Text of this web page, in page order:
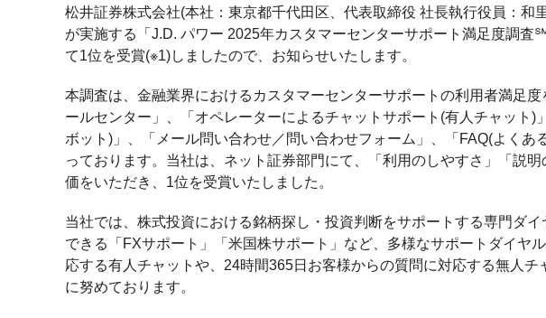
松井証券株式会社(本社：東京都千代田区、代表取締役 社長執行役員：和
が実施する「J.D. パワー 2025年カスタマーセンターサポート満足度調
て1位を受賞(※1)しましたので、お知らせいたします。
本調査は、金融業界におけるカスタマーセンターサポートの利用者満足
ールセンター」、「オペレーターによるチャットサポート(有人チャット
ボット)」、「メール問い合わせ／問い合わせフォーム」、「FAQ(よく
っております。当社は、ネット証券部門にて、「利用のしやすさ」「説
価をいただき、1位を受賞いたしました。
当社では、株式投資における銘柄探し・投資判断をサポートする専門ダイ
できる「FXサポート」「米国株サポート」など、多様なサポートダイヤ
応する有人チャットや、24時間365日お客様からの質問に対応する無人
に努めております。